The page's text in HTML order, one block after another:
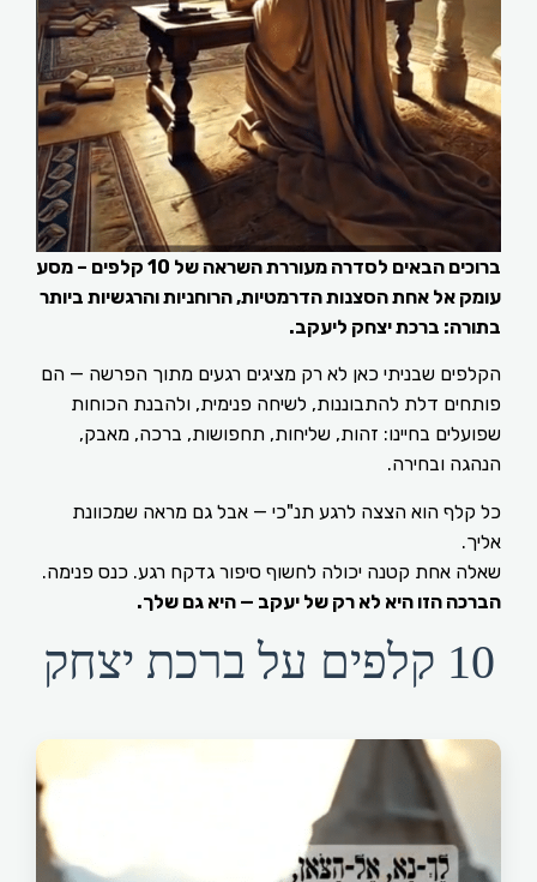
ברוכים הבאים לסדרה מעוררת השראה של 10 קלפים – מסע
אל אחת הסצנות הדרמטיות, הרוחניות והרגשיות ביותר
ברכת יצחק ליעקב.
שבניתי כאן לא רק מציגים רגעים מתוך הפרשה — הם
דלת להתבוננות, לשיחה פנימית, ולהבנת הכוחות
בחיינו: זהות, שליחות, תחפושות, ברכה, מאבק,
ובחירה.
קלף הוא הצצה לרגע תנ"כי — אבל גם מראה שמכוונת
אחת קטנה יכולה לחשוף סיפור גדקח רגע. כנס פנימה.
הזו היא לא רק של יעקב — היא גם שלך.
10 קלפים על ברכת יצחק